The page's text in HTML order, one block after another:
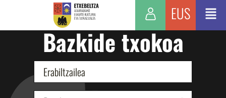
EUS
Bazkide txokoa